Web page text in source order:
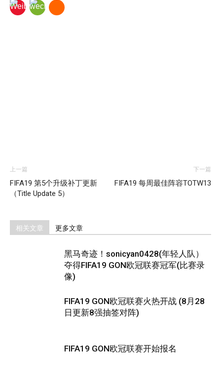
上一篇
FIFA19 第5个升级补丁更新
（Title Update 5）
下一篇
FIFA19 每周最佳阵容TOTW13
相关文章 更多文章
黑马奇迹！sonicyan0428(年轻人队）
夺得FIFA19 GON欧冠联赛冠军(比赛录
像)
FIFA19 GON欧冠联赛火热开战 (8月28
日更新8强抽签对阵)
FIFA19 GON欧冠联赛开始报名